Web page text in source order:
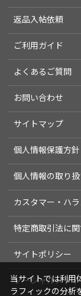
返品入帖依頼
ご利用ガイド
よくあるご質問
お問い合わせ
サイトマップ
個人情報保護方針
個人情報の取り
カスタマー・ハ
特定商取引法に
サイトポリシー
ソーシャルメデ
当サイトでは利用
ラフィックの分析